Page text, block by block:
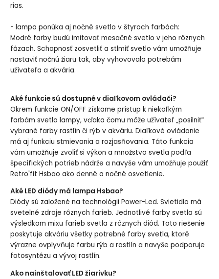
rias.
- lampa ponúka aj nočné svetlo v štyroch farbách:
Modré farby budú imitovať mesačné svetlo v jeho rôznych
fázach. Schopnosť zosvetliť a stlmiť svetlo vám umožňuje
nastaviť nočnú žiaru tak, aby vyhovovala potrebám
užívateľa a akvária.
Aké funkcie sú dostupné v diaľkovom ovládači?
Okrem funkcie ON/OFF získame prístup k niekoľkým
farbám svetla lampy, vďaka čomu môže užívateľ „posilniť“
vybrané farby rastlín či rýb v akváriu. Diaľkové ovládanie
má aj funkciu stmievania a rozjasňovania. Táto funkcia
vám umožňuje zvoliť si výkon a množstvo svetla podľa
špecifických potrieb nádrže a navyše vám umožňuje použiť
Retro'fit Hsbao ako denné a nočné osvetlenie.
Aké LED diódy má lampa Hsbao?
Diódy sú založené na technológii Power-Led. Svietidlo má
svetelné zdroje rôznych farieb. Jednotlivé farby svetla sú
výsledkom mixu farieb svetla z rôznych diód. Toto riešenie
poskytuje akváriu všetky potrebné farby svetla, ktoré
výrazne ovplyvňuje farbu rýb a rastlín a navyše podporuje
fotosyntézu a vývoj rastlín.
Ako nainštalovať LED žiarivku?